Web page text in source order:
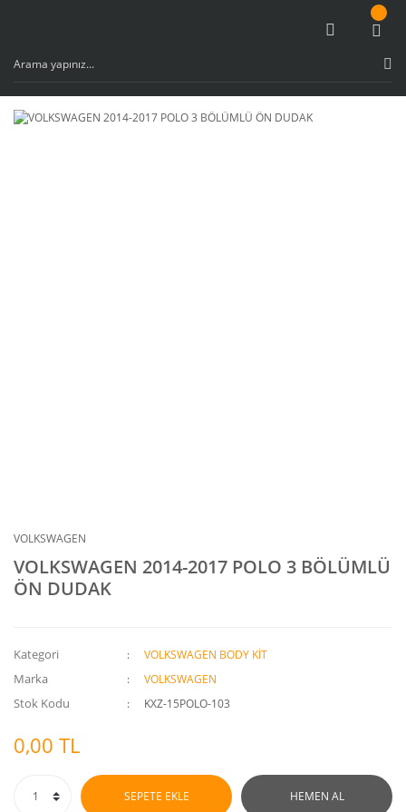
VOLKSWAGEN
VOLKSWAGEN 2014-2017 POLO 3 BÖLÜMLÜ
ÖN DUDAK
Kategori VOLKSWAGEN BODY KİT
Marka VOLKSWAGEN
Stok Kodu KXZ-15POLO-103
0,00 TL
SEPETE EKLE HEMEN AL